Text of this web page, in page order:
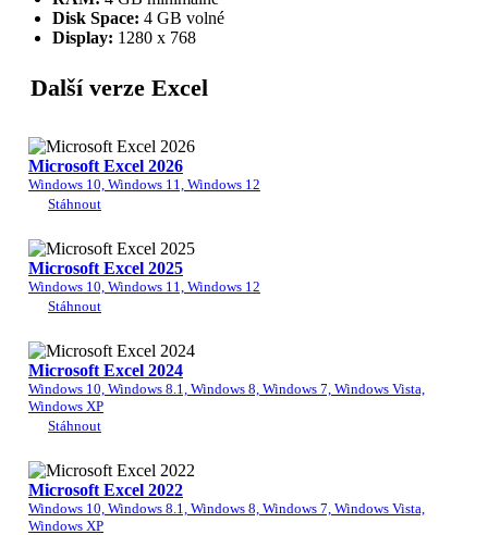
Disk Space: 4 GB volné
Display: 1280 x 768
Další verze Excel
Microsoft Excel 2026
Windows 10, Windows 11, Windows 12
Stáhnout
Microsoft Excel 2025
Windows 10, Windows 11, Windows 12
Stáhnout
Microsoft Excel 2024
Windows 10, Windows 8.1, Windows 8, Windows 7, Windows Vista,
Windows XP
Stáhnout
Microsoft Excel 2022
Windows 10, Windows 8.1, Windows 8, Windows 7, Windows Vista,
Windows XP